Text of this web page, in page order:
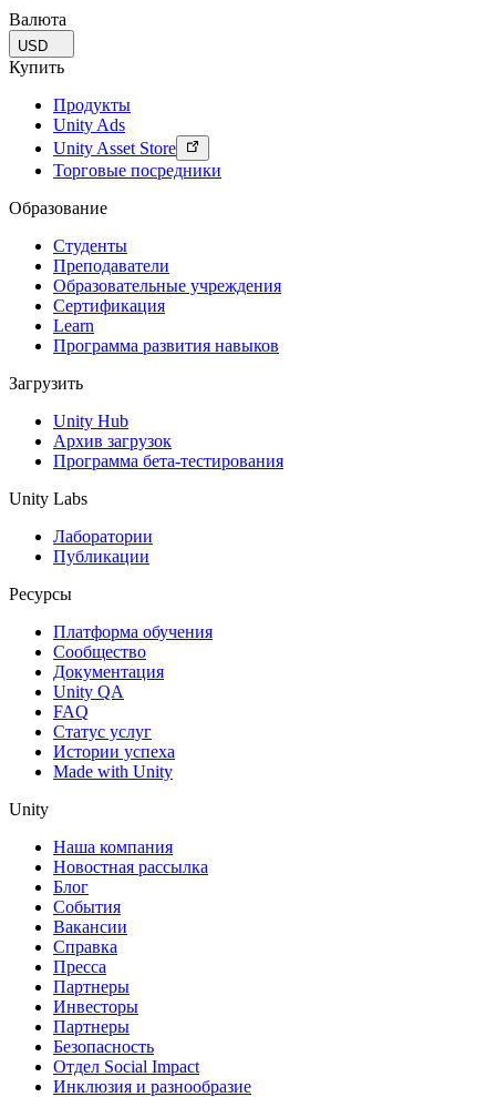
Валюта
USD
Купить
Продукты
Unity Ads
Unity Asset Store
Торговые посредники
Образование
Студенты
Преподаватели
Образовательные учреждения
Сертификация
Learn
Программа развития навыков
Загрузить
Unity Hub
Архив загрузок
Программа бета-тестирования
Unity Labs
Лаборатории
Публикации
Ресурсы
Платформа обучения
Сообщество
Документация
Unity QA
FAQ
Статус услуг
Истории успеха
Made with Unity
Unity
Наша компания
Новостная рассылка
Блог
События
Вакансии
Справка
Пресса
Партнеры
Инвесторы
Партнеры
Безопасность
Отдел Social Impact
Инклюзия и разнообразие